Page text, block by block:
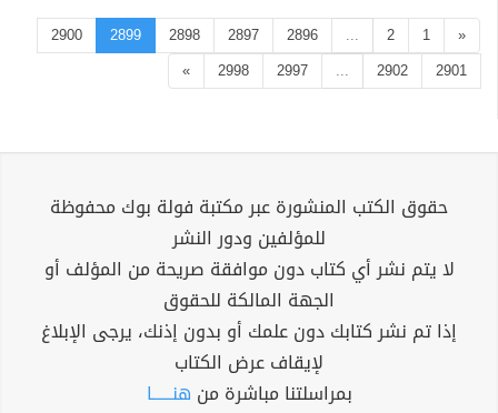
«
1
2
...
2896
2897
2898
2899
2900
2901
2902
...
2997
2998
»
حقوق الكتب المنشورة عبر مكتبة فولة بوك محفوظة
للمؤلفين ودور النشر
لا يتم نشر أي كتاب دون موافقة صريحة من المؤلف أو
الجهة المالكة للحقوق
إذا تم نشر كتابك دون علمك أو بدون إذنك، يرجى الإبلاغ
لإيقاف عرض الكتاب
بمراسلتنا مباشرة من هنــــــا